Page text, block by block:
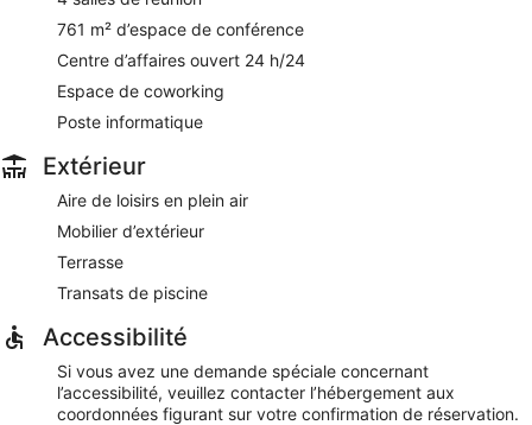
plats légers. Vous pouvez profiter d'un moment de détente
en prenant un verre au bar. Un menu enfant est proposé.
Ouvert certains jours.
Un service d'étage (horaires limités) est disponible.
761 m² d’espace de conférence
Centre d’affaires ouvert 24 h/24
Espace de coworking
Poste informatique
Extérieur
Aire de loisirs en plein air
Mobilier d’extérieur
Terrasse
Transats de piscine
Accessibilité
Si vous avez une demande spéciale concernant
l’accessibilité, veuillez contacter l’hébergement aux
coordonnées figurant sur votre confirmation de réservation.